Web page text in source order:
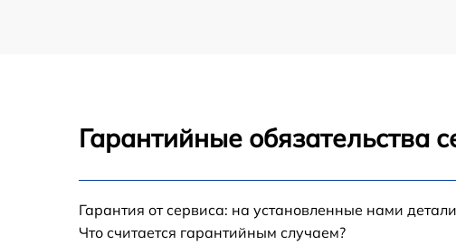
Гарантийные обязательства
Гарантия от сервиса: на установленные нами
Что считается гарантийным случаем?